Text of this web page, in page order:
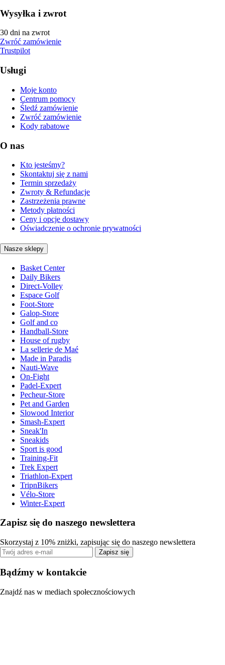
Wysyłka i zwrot
30 dni na zwrot
Zwróć zamówienie
Trustpilot
Usługi
Moje konto
Centrum pomocy
Śledź zamówienie
Zwróć zamówienie
Kody rabatowe
O nas
Kto jesteśmy?
Skontaktuj się z nami
Termin sprzedaży
Zwroty & Refundacje
Zastrzeżenia prawne
Metody płatności
Ceny i opcje dostawy
Oświadczenie o ochronie prywatności
Nasze sklepy
Basket Center
Daily Bikers
Direct-Volley
Espace Golf
Foot-Store
Galop-Store
Golf and co
Handball-Store
House of rugby
La sellerie de Maé
Made in Paradis
Nauti-Wave
On-Fight
Padel-Expert
Pecheur-Store
Pet and Garden
Slowood Interior
Smash-Expert
Sneak'In
Sneakids
Sport is good
Training-Fit
Trek Expert
Triathlon-Expert
TripnBikers
Vélo-Store
Winter-Expert
Zapisz się do naszego newslettera
Skorzystaj z 10% zniżki, zapisując się do naszego newslettera
Zapisz się
Bądźmy w kontakcie
Znajdź nas w mediach społecznościowych